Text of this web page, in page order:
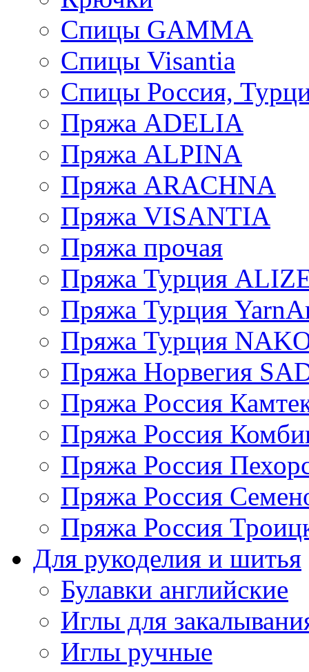
Спицы GAMMA
Спицы Visantia
Спицы Россия,
Пряжа ADELIA
Пряжа ALPINA
Пряжа ARACHNA
Пряжа VISANTIA
Пряжа прочая
Пряжа Турция
Пряжа Турция
Пряжа Турция
Пряжа Норвегия
Пряжа Россия
Пряжа Россия
Пряжа Россия
Пряжа Россия
Пряжа Россия
Для рукоделия и шитья
Булавки английские
Иглы для
Иглы ручные